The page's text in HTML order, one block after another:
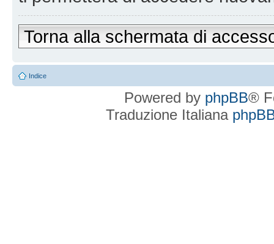
Torna alla schermata di
Indice
Powered by phpBB®
Traduzione Italiana